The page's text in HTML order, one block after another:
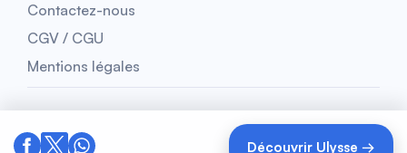
Découvrir Ulysse →
Contactez-nous
CGV / CGU
Mentions légales